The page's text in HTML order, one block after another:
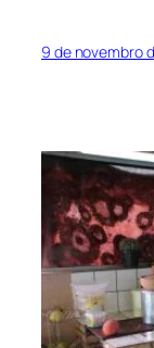
9 de novembro